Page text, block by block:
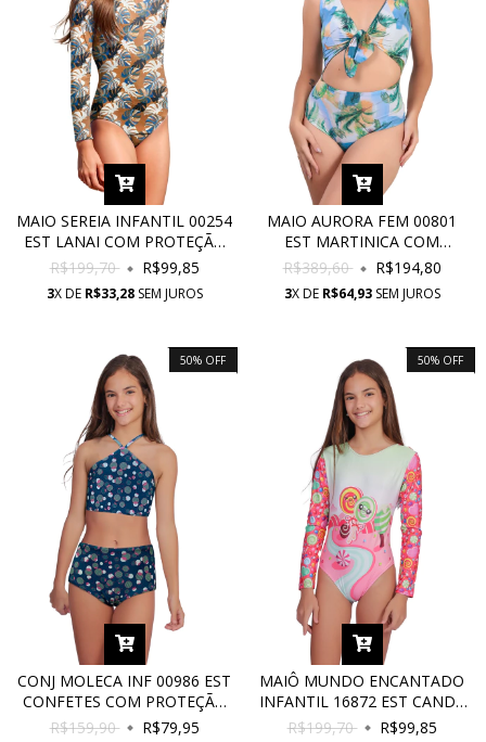
MAIO SEREIA INFANTIL 00254
EST LANAI COM PROTEÇÃO
UV
R$199,70 R$99,85
3X DE R$33,28SEM JUROS
MAIO AURORA FEM 00801
EST MARTINICA COM
PROTEÇÃO UV
R$389,60 R$194,80
3X DE R$64,93SEM JUROS
50% OFF
CONJ MOLECA INF 00986 EST
CONFETES COM PROTEÇÃO
UV
R$159,90 R$79,95
50% OFF
MAIÔ MUNDO ENCANTADO
INFANTIL 16872 EST CANDY
LAND COM PROTEÇÃO UV
R$199,70 R$99,85